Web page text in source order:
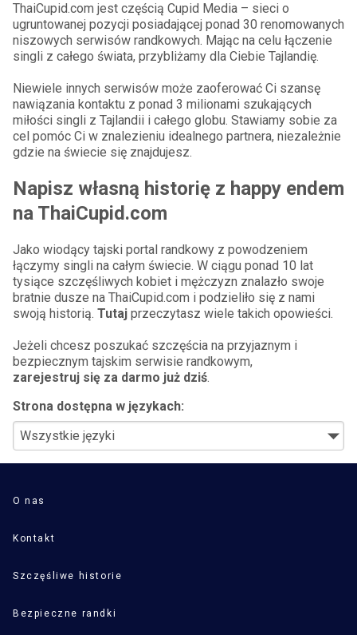
ThaiCupid.com jest częścią Cupid Media – sieci o
ugruntowanej pozycji posiadającej ponad 30 renomowanych
niszowych serwisów randkowych. Mając na celu łączenie
singli z całego świata, przybliżamy dla Ciebie Tajlandię.
Niewiele innych serwisów może zaoferować Ci szansę
nawiązania kontaktu z ponad 3 milionami szukających
miłości singli z Tajlandii i całego globu. Stawiamy sobie za
cel pomóc Ci w znalezieniu idealnego partnera, niezależnie
gdzie na świecie się znajdujesz.
Napisz własną historię z happy endem
na ThaiCupid.com
Jako wiodący tajski portal randkowy z powodzeniem
łączymy singli na całym świecie. W ciągu ponad 10 lat
tysiące szczęśliwych kobiet i mężczyzn znalazło swoje
bratnie dusze na ThaiCupid.com i podzieliło się z nami
swoją historią. Tutaj przeczytasz wiele takich opowieści.
Jeżeli chcesz poszukać szczęścia na przyjaznym i
bezpiecznym tajskim serwisie randkowym,
zarejestruj się za darmo już dziś.
Strona dostępna w językach:
O nas
Kontakt
Szczęśliwe historie
Bezpieczne randki